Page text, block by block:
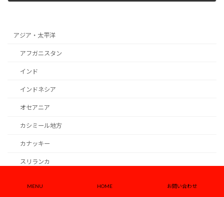
アジア・太平洋
アフガニスタン
インド
インドネシア
オセアニア
カシミール地方
カナッキー
スリランカ
MENU HOME お問い合わせ